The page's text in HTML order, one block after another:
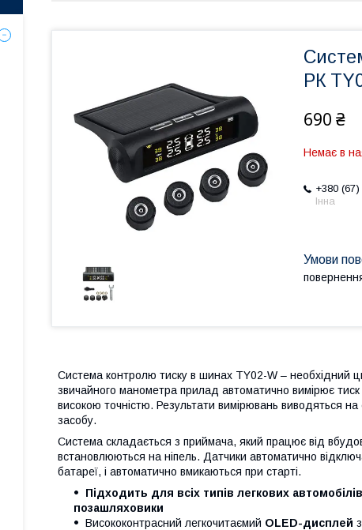
РК
690 ₴
Немає в
+380
Інна
Система контролю тиску в шинах TY02-W – необхідний
звичайного манометра прилад автоматично вимірює
високою точністю. Результати вимірювань виводяться
засобу.
Система складається з приймача, який працює від
встановлюються на ніпель. Датчики автоматично
батареї, і автоматично вмикаються при старті.
Підходить для всіх типів легкових
позашляховики
Висококонтрасний легкочитаємий OLED-дисплей